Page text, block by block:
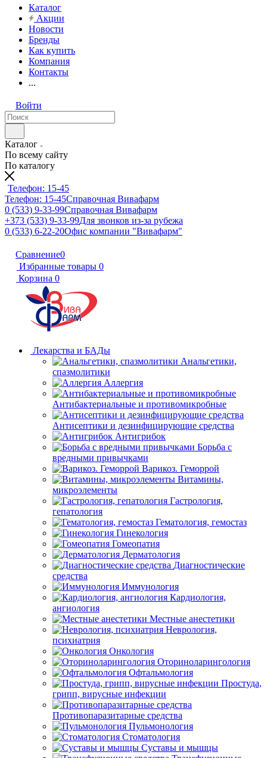
Каталог
Акции
Новости
Бренды
Как купить
Компания
Контакты
...
Войти
Каталог
По всему сайту
По каталогу
Телефон: 15-45
Телефон: 15-45Справочная Вивафарм
0 (533) 9-33-99Справочная Вивафарм
+373 (533) 9-33-99Для звонков из-за рубежа
0 (533) 6-22-20Офис компании "Вивафарм"
Сравнение0
Избранные товары 0
Корзина 0
Лекарства и БАДы
Анальгетики,
спазмолитики
Аллергия
Антибактериальные и противомикробные
Антисептики и дезинфицирующие средства
Антигрибок
Борьба с
вредными привычками
Варикоз. Геморрой
Витамины,
микроэлементы
Гастрология,
гепатология
Гематология, гемостаз
Гинекология
Гомеопатия
Дерматология
Диагностические
средства
Иммунология
Кардиология,
ангиология
Местные анестетики
Неврология,
психиатрия
Онкология
Оториноларингология
Офтальмология
Простуда,
грипп, вирусные инфекции
Противопаразитарные средства
Пульмонология
Стоматология
Суставы и мышцы